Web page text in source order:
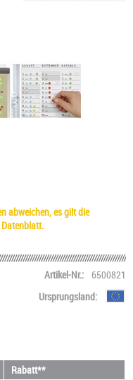
abweichen, es gilt die
Artikel-Nr.: 6500821
Ursprungsland:
Rabatt**